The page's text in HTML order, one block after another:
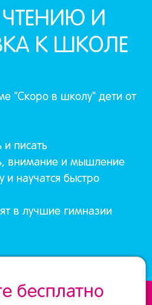
ЧТЕНИЮ И
К ШКОЛЕ
"Скоро в школу" дети от
и писать
внимание и мышление
и научатся быстро
в лучшие гимназии
бесплатно